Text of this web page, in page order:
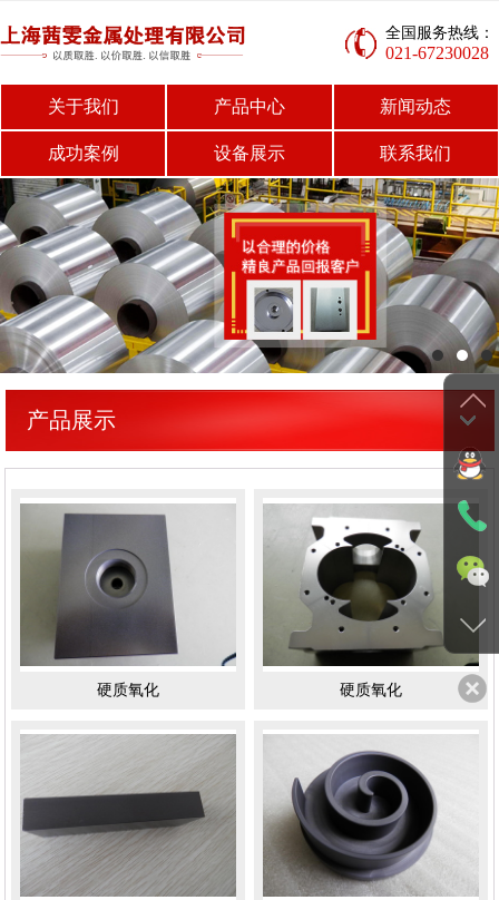
全国服务热线：
021-67230028
关于我们 产品中心 新闻动态
成功案例 设备展示 联系我们
产品展示
硬质氧化 硬质氧化